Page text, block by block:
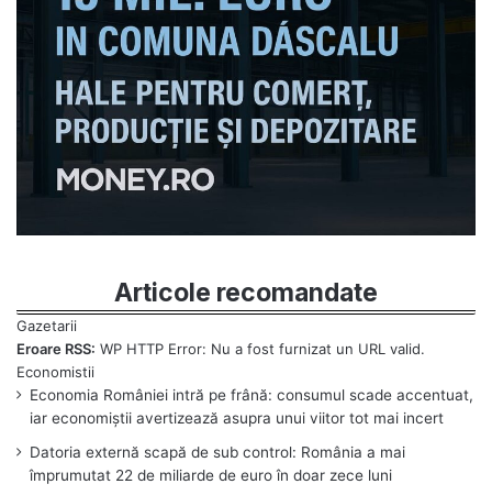
Articole recomandate
Eroare RSS: WP HTTP Error: Nu a fost furnizat un URL valid.
Economia României intră pe frână: consumul scade accentuat,
iar economiștii avertizează asupra unui viitor tot mai incert
Datoria externă scapă de sub control: România a mai
împrumutat 22 de miliarde de euro în doar zece luni